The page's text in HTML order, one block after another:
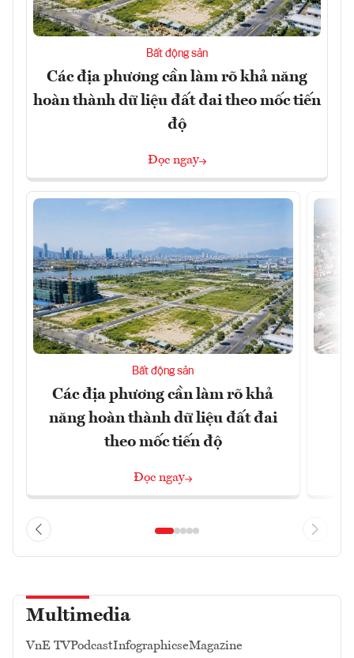
Bất động sản
Các địa phương cần làm rõ khả năng
hoàn thành dữ liệu đất đai theo mốc tiến
độ
Đọc ngay
Bất động sản
Các địa phương cần làm rõ khả
năng hoàn thành dữ liệu đất đai
theo mốc tiến độ
Đọc ngay
Multimedia
VnE TVPodcastInfographicseMagazine